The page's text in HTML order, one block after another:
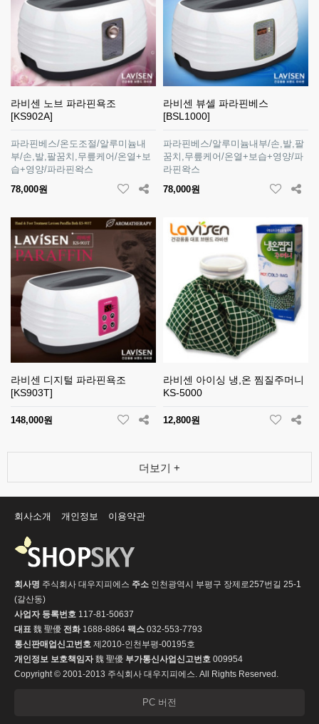
라비센 노브 파라핀욕조
[KS902A]
파라핀베스/온도조절/알루미늄내
부/손,발,팔꿈치,무릎케어/온열+보
습+영양/파라핀왁스
78,000원
라비센 뷰셀 파라핀베스
[BSL1000]
파라핀베스/알루미늄내부/손,발,팔
꿈치,무릎케어/온열+보습+영양/파
라핀왁스
78,000원
라비센 디지털 파라핀욕조
[KS903T]
148,000원
라비센 아이싱 냉,온 찜질주머니
KS-5000
12,800원
더보기 +
회사소개 개인정보 이용약관
회사명 주식회사 대우지피에스 주소 인천광역시 부평구 장제로257번길 25-1
(갈산동)
사업자 등록번호 117-81-50637
대표 魏 聖優 전화1688-8864 팩스 032-553-7793
통신판매업신고번호 제2010-인천부평-00195호
개인정보 보호책임자魏 聖優 부가통신사업신고번호 009954
Copyright © 2001-2013 주식회사 대우지피에스. All Rights Reserved.
PC 버전